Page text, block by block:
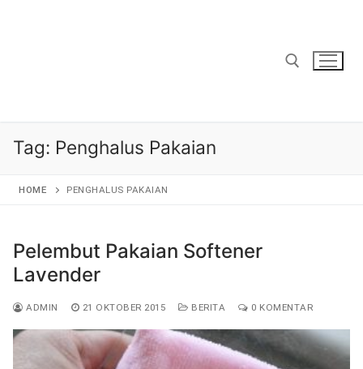
Tag: Penghalus Pakaian
HOME PENGHALUS PAKAIAN
Pelembut Pakaian Softener
Lavender
ADMIN 21 OKTOBER 2015 BERITA 0 KOMENTAR